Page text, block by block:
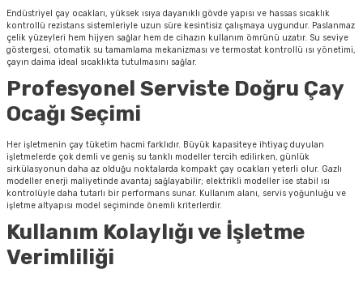
Endüstriyel çay ocakları, yüksek ısıya dayanıklı gövde yapısı ve hassas sıcaklık
kontrollü rezistans sistemleriyle uzun süre kesintisiz çalışmaya uygundur. Paslanmaz
çelik yüzeyleri hem hijyen sağlar hem de cihazın kullanım ömrünü uzatır. Su seviye
göstergesi, otomatik su tamamlama mekanizması ve termostat kontrollü ısı yönetimi,
çayın daima ideal sıcaklıkta tutulmasını sağlar.
Profesyonel Serviste Doğru Çay
Ocağı Seçimi
Her işletmenin çay tüketim hacmi farklıdır. Büyük kapasiteye ihtiyaç duyulan
işletmelerde çok demli ve geniş su tanklı modeller tercih edilirken, günlük
sirkülasyonun daha az olduğu noktalarda kompakt çay ocakları yeterli olur. Gazlı
modeller enerji maliyetinde avantaj sağlayabilir; elektrikli modeller ise stabil ısı
kontrolüyle daha tutarlı bir performans sunar. Kullanım alanı, servis yoğunluğu ve
işletme altyapısı model seçiminde önemli kriterlerdir.
Kullanım Kolaylığı ve İşletme
Verimliliği